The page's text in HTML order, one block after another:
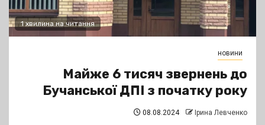
1 хвилина на читання
новини
Майже 6 тисяч звернень до
Бучанської ДПІ з початку року
08.08.2024 Ірина Левченко